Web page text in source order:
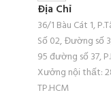
Địa Chỉ
36/1 Bàu Cát 1,
Số 02, Đường số
95 đường số 37,
Xưởng nội thất:
TP.HCM